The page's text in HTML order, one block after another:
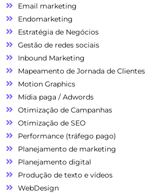
Email marketing
Endomarketing
Estratégia de Negócios
Gestão de redes sociais
Inbound Marketing
Mapeamento de Jornada de Clientes
Motion Graphics
Mídia paga / Adwords
Otimização de Campanhas
Otimização de SEO
Performance (tráfego pago)
Planejamento de marketing
Planejamento digital
Produção de texto e vídeos
WebDesign